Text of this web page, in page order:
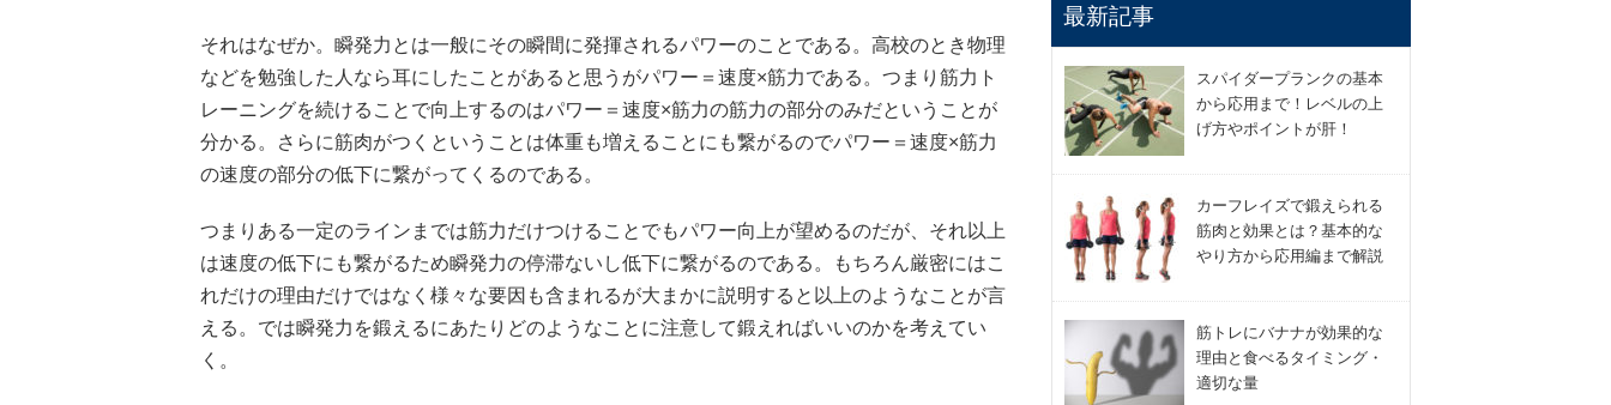
それはなぜか。瞬発力とは一般にその瞬間に発揮されるパワーのことである。高校のとき物理
などを勉強した人なら耳にしたことがあると思うがパワー＝速度×筋力である。つまり筋力ト
レーニングを続けることで向上するのはパワー＝速度×筋力の筋力の部分のみだということが
分かる。さらに筋肉がつくということは体重も増えることにも繋がるのでパワー＝速度×筋力
の速度の部分の低下に繋がってくるのである。
つまりある一定のラインまでは筋力だけつけることでもパワー向上が望めるのだが、それ以上
は速度の低下にも繋がるため瞬発力の停滞ないし低下に繋がるのである。もちろん厳密にはこ
れだけの理由だけではなく様々な要因も含まれるが大まかに説明すると以上のようなことが言
える。では瞬発力を鍛えるにあたりどのようなことに注意して鍛えればいいのかを考えてい
く。
最新記事
スパイダープランクの基本
から応用まで！レベルの上
げ方やポイントが肝！
カーフレイズで鍛えられる
筋肉と効果とは？基本的な
やり方から応用編まで解説
筋トレにバナナが効果的な
理由と食べるタイミング・
適切な量